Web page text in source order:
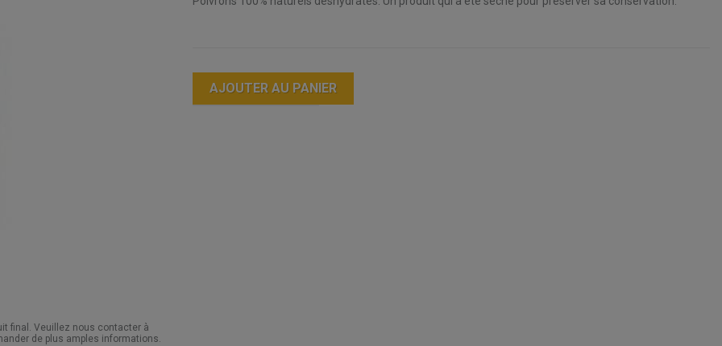
final. Veuillez nous contacter à
de plus amples informations.
AJOUTER AU PANIER